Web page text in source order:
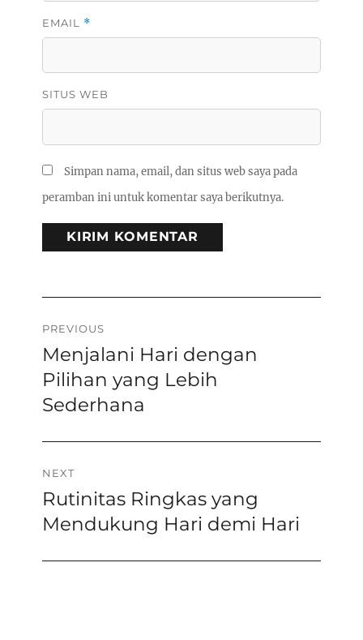
EMAIL *
SITUS WEB
Simpan nama, email, dan situs web saya pada
peramban ini untuk komentar saya berikutnya.
Navigasi
pos
PREVIOUS
Previous
post:
Menjalani Hari dengan
Pilihan yang Lebih
Sederhana
NEXT
Next
post:
Rutinitas Ringkas yang
Mendukung Hari demi Hari